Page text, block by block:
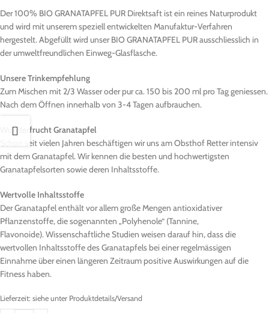
Der 100% BIO GRANATAPFEL PUR Direktsaft ist ein reines Naturprodukt
und wird mit unserem speziell entwickelten Manufaktur-Verfahren
hergestelt. Abgefüllt wird unser BIO GRANATAPFEL PUR ausschliesslich in
der umweltfreundlichen Einweg-Glasflasche.
Unsere Trinkempfehlung
Zum Mischen mit 2/3 Wasser oder pur ca. 150 bis 200 ml pro Tag geniessen.
Nach dem Öffnen innerhalb von 3-4 Tagen aufbrauchen.
Wunderfrucht Granatapfel
Schon seit vielen Jahren beschäftigen wir uns am Obsthof Retter intensiv
mit dem Granatapfel. Wir kennen die besten und hochwertigsten
Granatapfelsorten sowie deren Inhaltsstoffe.
Wertvolle Inhaltsstoffe
Der Granatapfel enthält vor allem große Mengen antioxidativer
Pflanzenstoffe, die sogenannten „Polyhenole“ (Tannine,
Flavonoide). Wissenschaftliche Studien weisen darauf hin, dass die
wertvollen Inhaltsstoffe des Granatapfels bei einer regelmässigen
Einnahme über einen längeren Zeitraum positive Auswirkungen auf die
Fitness haben.
Lieferzeit: siehe unter Produktdetails/Versand